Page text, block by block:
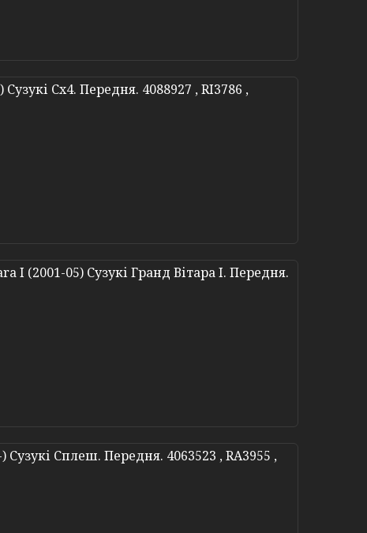
Сх4. Передня. 4088927 , RI3786 ,
I (2001-05) Сузукі Гранд Вітара I. Передня.
Сплеш. Передня. 4063523 , RA3955 ,